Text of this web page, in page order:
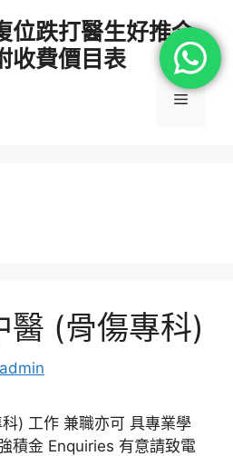
位跌打醫生好推介
收費價目表
選
醫 (骨傷專科)
admin
) 工作 兼職亦可 具專業學
積金 Enquiries 有意請致電